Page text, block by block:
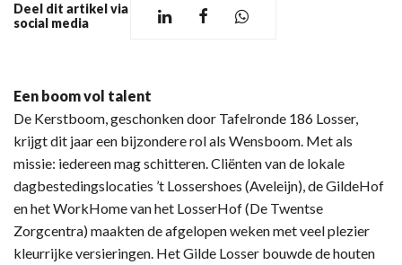
Deel dit artikel via
social media
Een boom vol talent
De Kerstboom, geschonken door Tafelronde 186 Losser,
krijgt dit jaar een bijzondere rol als Wensboom. Met als
missie: iedereen mag schitteren. Cliënten van de lokale
dagbestedingslocaties ’t Lossershoes (Aveleijn), de GildeHof
en het WorkHome van het LosserHof (De Twentse
Zorgcentra) maakten de afgelopen weken met veel plezier
kleurrijke versieringen. Het Gilde Losser bouwde de houten